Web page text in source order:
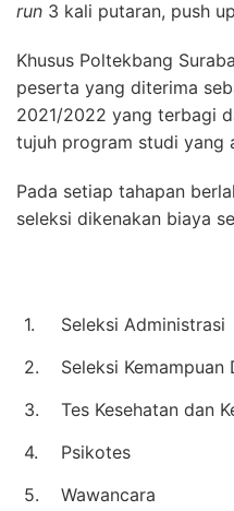
run 3 kali putaran, push
Khusus Poltekbang
peserta yang diterima
2021/2022 yang terbagi
tujuh program studi yang
Pada setiap tahapan
seleksi dikenakan biaya
1.
Seleksi Administrasi
2.
Seleksi Kemampuan
3.
Tes Kesehatan dan
4.
Psikotes
5.
Wawancara